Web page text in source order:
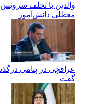
والدین با تخلف سرویس
معطلی دانش‌آموز
عراقچی در پیامی
گفت